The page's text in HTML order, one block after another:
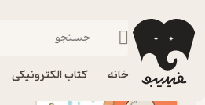
خانه کتاب الکترونیکی
فیدیبو مجله و نشریه